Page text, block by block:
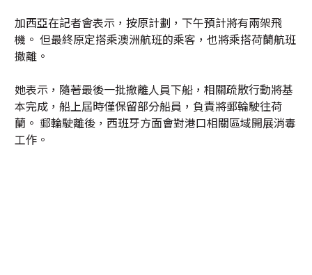
加西亞在記者會表示，按原計劃，下午預計將有兩架飛
機。 但最終原定搭乘澳洲航班的乘客，也將乘搭荷蘭航班
撤離。
她表示，隨著最後一批撤離人員下船，相關疏散行動將基
本完成，船上屆時僅保留部分船員，負責將郵輪駛往荷
蘭。 郵輪駛離後，西班牙方面會對港口相關區域開展消毒
工作。